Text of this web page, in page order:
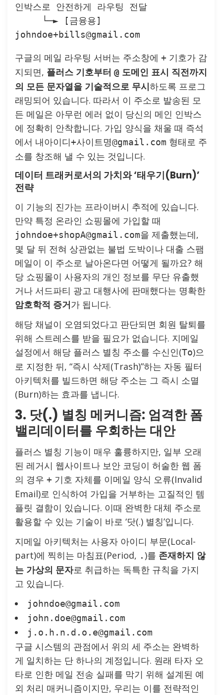
인박스로 안전하게 라우팅 전달
구글의 메일 라우팅 서버는 주소창에 + 기호가 감
지되면, 플러스 기호부터 @ 도메인 표시 직전까지
의 모든 문자열을 기술적으로 무시하도록 프로그
래밍되어 있습니다. 따라서 이 주소로 발송된 모
든 메일은 아무런 에러 없이 당신의 메인 인박스
에 정확히 안착합니다. 가입 양식을 채울 때 즉석
에서 내아이디+사이트명@gmail.com 형태로 주
소를 창조해 낼 수 있는 것입니다.
데이터 트래커로서의 가치와 ‘태우기(Burn)’
전략
이 기능의 진가는 프라이버시 추적에 있습니다.
만약 특정 온라인 쇼핑몰에 가입할 때
johndoe+shopA@gmail.com을 제출했는데,
몇 달 뒤 전혀 상관없는 불법 도박이나 대출 스팸
메일이 이 주소로 날아온다면 어떻게 될까요? 해
당 쇼핑몰이 사용자의 개인 정보를 무단 유출했
거나 서드파티 광고 대행사에 판매했다는 명확한
암호학적 증거가 됩니다.
해당 채널이 오염되었다고 판단되면 회원 탈퇴를
위해 스트레스를 받을 필요가 없습니다. 지메일
설정에서 해당 플러스 별칭 주소를 수신인(To)으
로 지정한 뒤, “즉시 삭제(Trash)”하는 자동 필터
아키텍처를 빌드하면 해당 주소는 그 즉시 소멸
(Burn)하는 효과를 냅니다.
3. 닷(.) 별칭 메커니즘: 엄격한 폼
밸리데이터를 우회하는 대안
플러스 별칭 기능이 매우 훌륭하지만, 일부 오래
된 레거시 웹사이트나 보안 코딩이 허술한 웹 폼
의 경우 + 기호 자체를 이메일 양식 오류(Invalid
Email)로 인식하여 가입을 거부하는 고질적인 템
플릿 결함이 있습니다. 이때 완벽한 대체 주소로
활용할 수 있는 기술이 바로 ‘닷(.) 별칭’입니다.
지메일 아키텍처는 사용자 아이디 부문(Local-
part)에 찍히는 마침표(Period, .)를 존재하지 않
는 가상의 문자로 취급하는 독특한 규칙을 가지
고 있습니다.
johndoe@gmail.com
john.doe@gmail.com
j.o.h.n.d.o.e@gmail.com
구글 시스템의 관점에서 위의 세 주소는 완벽하
게 일치하는 단 하나의 계정입니다. 원래 타자 오
타로 인한 메일 전송 실패를 막기 위해 설계된 예
외 처리 매커니즘이지만, 우리는 이를 전략적인